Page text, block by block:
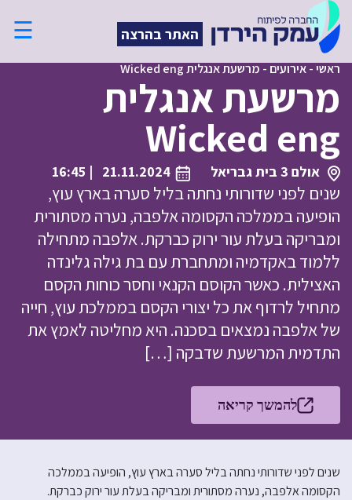
האתר בהרצה ☰
ראשי-אירועים - מרשעת אנגלית Wicked eng
מרשעת אנגלית
Wicked eng
אולם 3 בית גבריאל 21.11.2024
| 16:45
שנים לפני שדורותי נחתה בליל סערה בארץ עוץ,
הופיעה בממלכה הקסומה אלפבה, נערה מסתורית
ומבריקה בעלת עור ירוק כברקת. אלפבה מתחילה
ללמוד באקדמיה ומתחברת עם בת גילה גלינדה
האצילית. כאשר הקוסם הקנאי וחסר כוחות הקסם
מתחיל לרדוף את כל יצורי הקסם בממלכת עוץ, חייה
של אלפבה נמצאים בסכנה. היא מחליטה לאמץ את
התדמית המרשעת שדבקה […]
להמשך קריאה
שנים לפני שדורותי נחתה בליל סערה בארץ עוץ, הופיעה בממלכה
הקסומה אלפבה, נערה מסתורית ומבריקה בעלת עור ירוק כברקת.